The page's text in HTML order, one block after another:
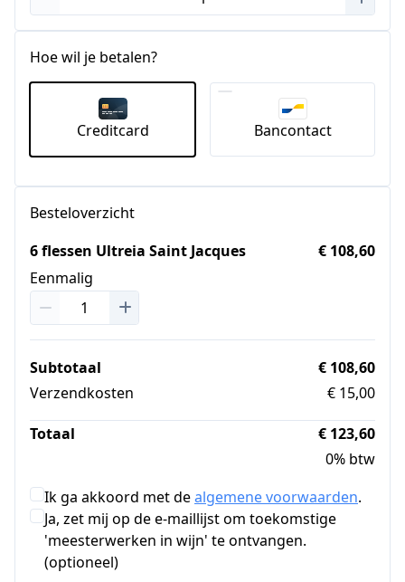
Hoe wil je betalen?
Creditcard Bancontact
Besteloverzicht
6 flessen Ultreia Saint Jacques
Eenmalig
€ 108,60
Subtotaal
€ 108,60
Verzendkosten
€ 15,00
Totaal
€ 123,60
0% btw
Ik ga akkoord met dealgemene voorwaarden.
Ja, zet mij op de e-maillijst om toekomstige
'meesterwerken in wijn' te ontvangen.
(optioneel)